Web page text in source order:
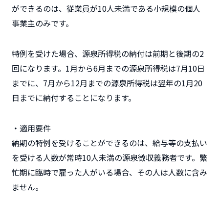
ができるのは、従業員が10人未満である小規模の個人
事業主のみです。
特例を受けた場合、源泉所得税の納付は前期と後期の2
回になります。1月から6月までの源泉所得税は7月10日
までに、7月から12月までの源泉所得税は翌年の1月20
日までに納付することになります。
・適用要件
納期の特例を受けることができるのは、給与等の支払い
を受ける人数が常時10人未満の源泉徴収義務者です。繁
忙期に臨時で雇った人がいる場合、その人は人数に含み
ません。